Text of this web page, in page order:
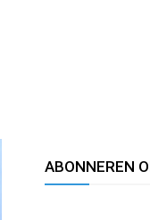
ABONNEREN